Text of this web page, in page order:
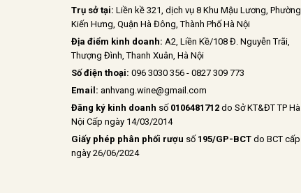
Trụ sở tại: Liền kề 321, dịch vụ 8 Khu Mậu Lương, Phường
Kiến Hưng, Quận Hà Đông, Thành Phố Hà Nội
Địa điểm kinh doanh: A2, Liền Kề/108 Đ. Nguyễn Trãi,
Thượng Đình, Thanh Xuân, Hà Nội
Số điện thoại: 096 3030 356 - 0827 309 773
Email: anhvang.wine@gmail.com
Đăng ký kinh doanh số 0106481712 do Sở KT&ĐT TP Hà
Nội Cấp ngày 14/03/2014
Giấy phép phân phối rượu số 195/GP-BCT do BCT cấp
ngày 26/06/2024